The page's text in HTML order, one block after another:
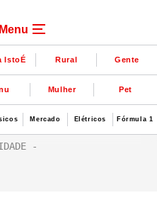
Menu
IstoÉ Rural Gente
Mulher Pet
Mercado Elétricos Fórmula 1